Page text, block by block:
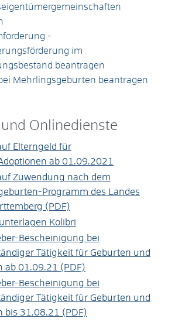
-
im
beantragen
Mehrlingsgeburten beantragen
Onlinedienste
Elterngeld für
ab 01.09.2021
Zuwendung nach dem
Programm des Landes
(PDF)
Kolibri
Bescheinigung bei
Tätigkeit für Geburten und
ab 01.09.21 (PDF)
Bescheinigung bei
Tätigkeit für Geburten und
bis 31.08.21 (PDF)